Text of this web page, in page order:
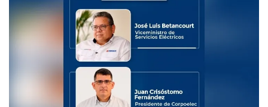
4
sanitarios y asumirse como
problema de orden público
REGIONALES
Alcaldía de Mariño climatiza
Núcleo del Sistema de
Orquestas Porlamar